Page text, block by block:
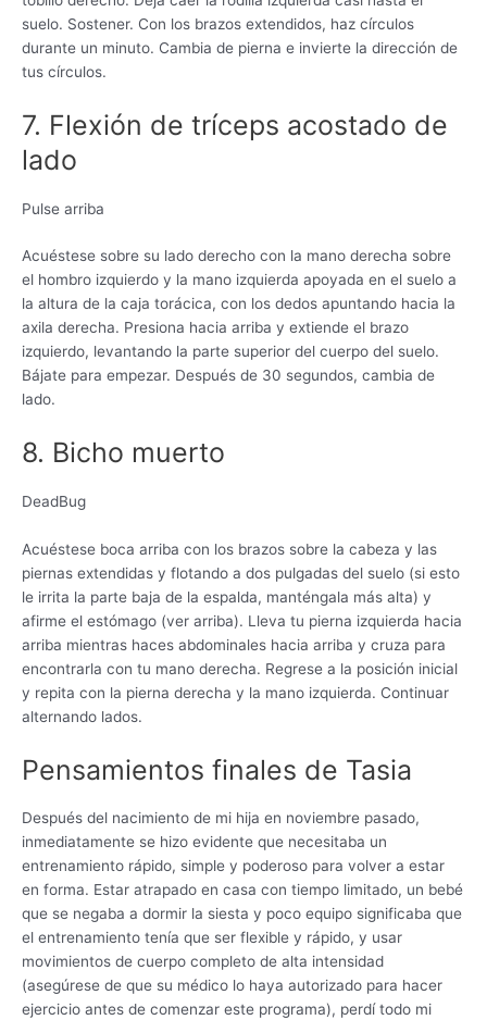
suelo. Sostener. Con los brazos extendidos, haz círculos
durante un minuto. Cambia de pierna e invierte la dirección de
tus círculos.
7. Flexión de tríceps acostado de
lado
Pulse arriba
Acuéstese sobre su lado derecho con la mano derecha sobre
el hombro izquierdo y la mano izquierda apoyada en el suelo a
la altura de la caja torácica, con los dedos apuntando hacia la
axila derecha. Presiona hacia arriba y extiende el brazo
izquierdo, levantando la parte superior del cuerpo del suelo.
Bájate para empezar. Después de 30 segundos, cambia de
lado.
8. Bicho muerto
DeadBug
Acuéstese boca arriba con los brazos sobre la cabeza y las
piernas extendidas y flotando a dos pulgadas del suelo (si esto
le irrita la parte baja de la espalda, manténgala más alta) y
afirme el estómago (ver arriba). Lleva tu pierna izquierda hacia
arriba mientras haces abdominales hacia arriba y cruza para
encontrarla con tu mano derecha. Regrese a la posición inicial
y repita con la pierna derecha y la mano izquierda. Continuar
alternando lados.
Pensamientos finales de Tasia
Después del nacimiento de mi hija en noviembre pasado,
inmediatamente se hizo evidente que necesitaba un
entrenamiento rápido, simple y poderoso para volver a estar
en forma. Estar atrapado en casa con tiempo limitado, un bebé
que se negaba a dormir la siesta y poco equipo significaba que
el entrenamiento tenía que ser flexible y rápido, y usar
movimientos de cuerpo completo de alta intensidad
(asegúrese de que su médico lo haya autorizado para hacer
ejercicio antes de comenzar este programa), perdí todo mi